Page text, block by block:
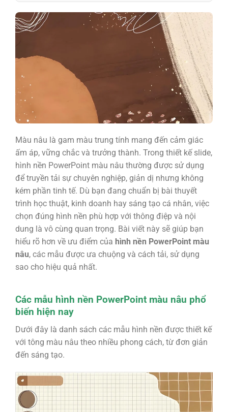
Màu nâu là gam màu trung tính mang đến cảm giác
ấm áp, vững chắc và trưởng thành. Trong thiết kế slide,
hình nền PowerPoint màu nâu thường được sử dụng
để truyền tải sự chuyên nghiệp, giản dị nhưng không
kém phần tinh tế. Dù bạn đang chuẩn bị bài thuyết
trình học thuật, kinh doanh hay sáng tạo cá nhân, việc
chọn đúng hình nền phù hợp với thông điệp và nội
dung là vô cùng quan trọng. Bài viết này sẽ giúp bạn
hiểu rõ hơn về ưu điểm của hình nền PowerPoint màu
nâu, các mẫu được ưa chuộng và cách tải, sử dụng
sao cho hiệu quả nhất.
Các mẫu hình nền PowerPoint màu nâu phổ
biến hiện nay
Dưới đây là danh sách các mẫu hình nền được thiết kế
với tông màu nâu theo nhiều phong cách, từ đơn giản
đến sáng tạo.